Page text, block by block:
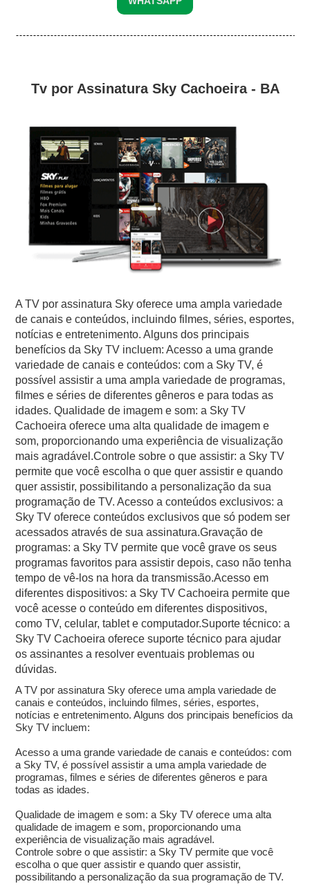
Tv por Assinatura Sky Cachoeira - BA
A TV por assinatura Sky oferece uma ampla variedade
de canais e conteúdos, incluindo filmes, séries, esportes,
notícias e entretenimento. Alguns dos principais
benefícios da Sky TV incluem: Acesso a uma grande
variedade de canais e conteúdos: com a Sky TV, é
possível assistir a uma ampla variedade de programas,
filmes e séries de diferentes gêneros e para todas as
idades. Qualidade de imagem e som: a Sky TV
Cachoeira oferece uma alta qualidade de imagem e
som, proporcionando uma experiência de visualização
mais agradável.Controle sobre o que assistir: a Sky TV
permite que você escolha o que quer assistir e quando
quer assistir, possibilitando a personalização da sua
programação de TV. Acesso a conteúdos exclusivos: a
Sky TV oferece conteúdos exclusivos que só podem ser
acessados através de sua assinatura.Gravação de
programas: a Sky TV permite que você grave os seus
programas favoritos para assistir depois, caso não tenha
tempo de vê-los na hora da transmissão.Acesso em
diferentes dispositivos: a Sky TV Cachoeira permite que
você acesse o conteúdo em diferentes dispositivos,
como TV, celular, tablet e computador.Suporte técnico: a
Sky TV Cachoeira oferece suporte técnico para ajudar
os assinantes a resolver eventuais problemas ou
dúvidas.
A TV por assinatura Sky oferece uma ampla variedade de
canais e conteúdos, incluindo filmes, séries, esportes,
notícias e entretenimento. Alguns dos principais benefícios da
Sky TV incluem:
Acesso a uma grande variedade de canais e conteúdos: com
a Sky TV, é possível assistir a uma ampla variedade de
programas, filmes e séries de diferentes gêneros e para
todas as idades.
Qualidade de imagem e som: a Sky TV oferece uma alta
qualidade de imagem e som, proporcionando uma
experiência de visualização mais agradável.
Controle sobre o que assistir: a Sky TV permite que você
escolha o que quer assistir e quando quer assistir,
possibilitando a personalização da sua programação de TV.